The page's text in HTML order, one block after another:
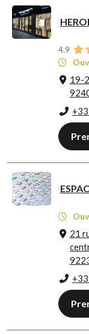
4.9
19-
21